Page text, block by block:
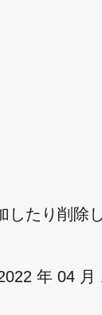
たり削除
年 04 月